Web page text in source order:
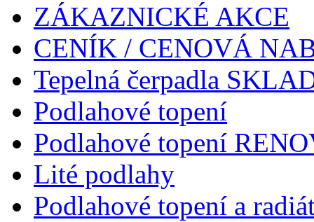
ZÁKAZNICKÉ AKCE
CENÍK / CENOVÁ
Tepelná čerpadla
Podlahové topení
Podlahové topení
Lité podlahy
Podlahové topení a